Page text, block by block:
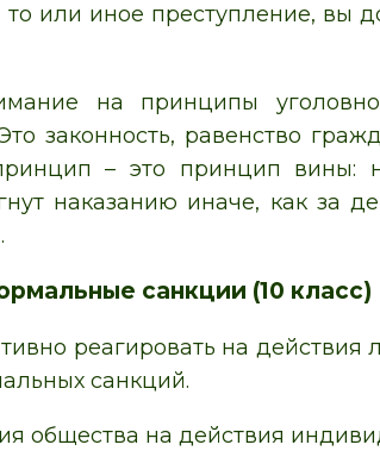
то или иное преступление, вы
на принципы
законность, равенство
– это принцип вины:
наказанию иначе, как за
санкции (10 класс)
реагировать на
санкций.
общества на действия